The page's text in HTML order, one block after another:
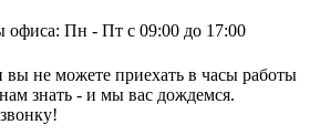
офиса: Пн - Пт с 09:00 до 17:00
не можете приехать в часы работы
знать - и мы вас дождемся.